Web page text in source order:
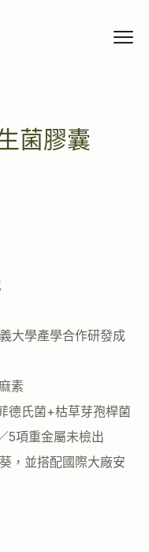
菌膠囊
大學產學合作研發成
素
德氏菌+枯草芽孢桿菌
5項重金屬未檢出
，並搭配國際大廠安